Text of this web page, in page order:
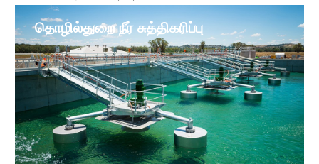
தொழில்துறை நீர் சுத்திகரிப்பு